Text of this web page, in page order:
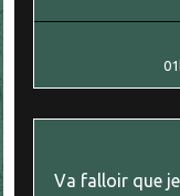
Va falloir que